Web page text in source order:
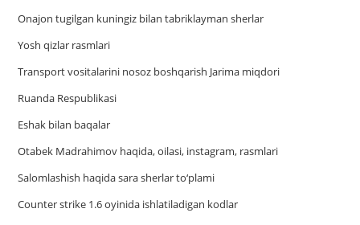
Onajon tugilgan kuningiz bilan tabriklayman sherlar
Yosh qizlar rasmlari
Trаnsport vositаlаrini nosoz boshqаrish Jаrimа miqdori
Ruanda Respublikasi
Eshak bilan baqalar
Otabek Madrahimov haqida, oilasi, instagram, rasmlari
Salomlashish haqida sara sherlar to‘plami
Counter strike 1.6 oyinida ishlatiladigan kodlar